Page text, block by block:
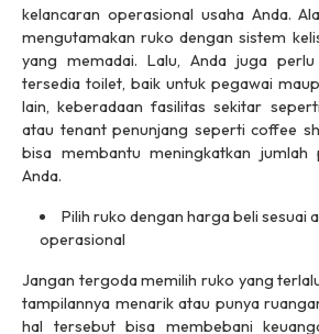
kelancaran operasional usaha Anda.
mengutamakan ruko dengan sistem
yang memadai. Lalu, Anda juga
tersedia toilet, baik untuk pegawai
lain, keberadaan fasilitas sekitar
atau tenant penunjang seperti coffee
bisa membantu meningkatkan jumlah
Anda.
Pilih ruko dengan harga beli sesuai
operasional
Jangan tergoda memilih ruko yang
tampilannya menarik atau punya
hal tersebut bisa membebani